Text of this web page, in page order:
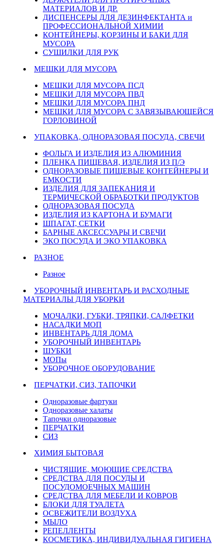
МАТЕРИАЛОВ И ДР.
ДИСПЕНСЕРЫ ДЛЯ ДЕЗИНФЕКТАНТА и
ПРОФЕССИОНАЛЬНОЙ ХИМИИ
КОНТЕЙНЕРЫ, КОРЗИНЫ И БАКИ ДЛЯ
МУСОРА
СУШИЛКИ ДЛЯ РУК
МЕШКИ ДЛЯ МУСОРА
МЕШКИ ДЛЯ МУСОРА ПСД
МЕШКИ ДЛЯ МУСОРА ПВД
МЕШКИ ДЛЯ МУСОРА ПНД
МЕШКИ ДЛЯ МУСОРА С ЗАВЯЗЫВАЮЩЕЙСЯ
ГОРЛОВИНОЙ
УПАКОВКА, ОДНОРАЗОВАЯ ПОСУДА, СВЕЧИ
ФОЛЬГА И ИЗДЕЛИЯ ИЗ АЛЮМИНИЯ
ПЛЕНКА ПИЩЕВАЯ, ИЗДЕЛИЯ ИЗ П/Э
ОДНОРАЗОВЫЕ ПИЩЕВЫЕ КОНТЕЙНЕРЫ И
ЕМКОСТИ
ИЗДЕЛИЯ ДЛЯ ЗАПЕКАНИЯ И
ТЕРМИЧЕСКОЙ ОБРАБОТКИ ПРОДУКТОВ
ОДНОРАЗОВАЯ ПОСУДА
ИЗДЕЛИЯ ИЗ КАРТОНА И БУМАГИ
ШПАГАТ, СЕТКИ
БАРНЫЕ АКСЕССУАРЫ И СВЕЧИ
ЭКО ПОСУДА И ЭКО УПАКОВКА
РАЗНОЕ
Разное
УБОРОЧНЫЙ ИНВЕНТАРЬ И РАСХОДНЫЕ
МАТЕРИАЛЫ ДЛЯ УБОРКИ
МОЧАЛКИ, ГУБКИ, ТРЯПКИ, САЛФЕТКИ
НАСАДКИ МОП
ИНВЕНТАРЬ ДЛЯ ДОМА
УБОРОЧНЫЙ ИНВЕНТАРЬ
ШУБКИ
МОПы
УБОРОЧНОЕ ОБОРУДОВАНИЕ
ПЕРЧАТКИ, СИЗ, ТАПОЧКИ
Одноразовые фартуки
Одноразовые халаты
Тапочки одноразовые
ПЕРЧАТКИ
СИЗ
ХИМИЯ БЫТОВАЯ
ЧИСТЯЩИЕ, МОЮЩИЕ СРЕДСТВА
СРЕДСТВА ДЛЯ ПОСУДЫ И
ПОСУДОМОЕЧНЫХ МАШИН
СРЕДСТВА ДЛЯ МЕБЕЛИ И КОВРОВ
БЛОКИ ДЛЯ ТУАЛЕТА
ОСВЕЖИТЕЛИ ВОЗДУХА
МЫЛО
РЕПЕЛЛЕНТЫ
КОСМЕТИКА, ИНДИВИДУАЛЬНАЯ ГИГИЕНА